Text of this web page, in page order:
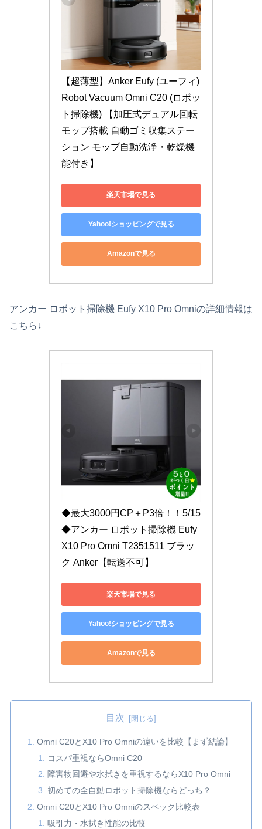
【超薄型】Anker Eufy (ユーフィ)
Robot Vacuum Omni C20 (ロボッ
ト掃除機) 【加圧式デュアル回転
モップ搭載 自動ゴミ収集ステー
ション モップ自動洗浄・乾燥機
能付き】
楽天市場で見る
Yahoo!ショッピングで見る
Amazonで見る
アンカー ロボット掃除機 Eufy X10 Pro Omniの詳細情報は
こちら↓
◆最大3000円CP＋P3倍！！5/15
◆アンカー ロボット掃除機 Eufy
X10 Pro Omni T2351511 ブラッ
ク Anker【転送不可】
楽天市場で見る
Yahoo!ショッピングで見る
Amazonで見る
目次
Omni C20とX10 Pro Omniの違いを比較【まず結論】
コスパ重視ならOmni C20
障害物回避や水拭きを重視するならX10 Pro Omni
初めての全自動ロボット掃除機ならどっち？
Omni C20とX10 Pro Omniのスペック比較表
吸引力・水拭き性能の比較